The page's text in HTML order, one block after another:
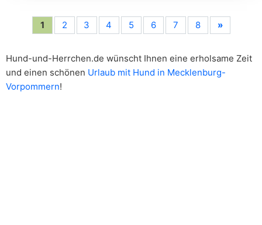
1 2 3 4 5 6 7 8 »
Hund-und-Herrchen.de wünscht Ihnen eine erholsame Zeit
und einen schönen Urlaub mit Hund in Mecklenburg-
Vorpommern!